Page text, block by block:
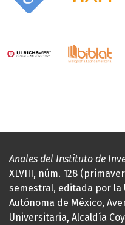
Anales del Instituto de
XLVIII, núm. 128
semestral, editada por
Autónoma de México,
Universitaria, Alcaldía